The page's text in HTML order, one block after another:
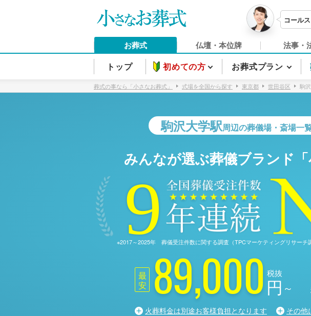
コール
お葬式 仏壇・本位牌 法事・
トップ 初めての方 お葬式プラン
葬式の事なら「小さなお葬式」 式場を全国から探す 東京都 世田谷区 駒
駒沢大学駅周辺の葬儀場・斎場一
みんなが選ぶ葬儀ブランド「
9
※2017～2025年 葬儀受注件数に関する調査（TPCマーケティングリサーチ
最
安
89,000円 ～
税抜
火葬料金は別途お客様負担となります その他